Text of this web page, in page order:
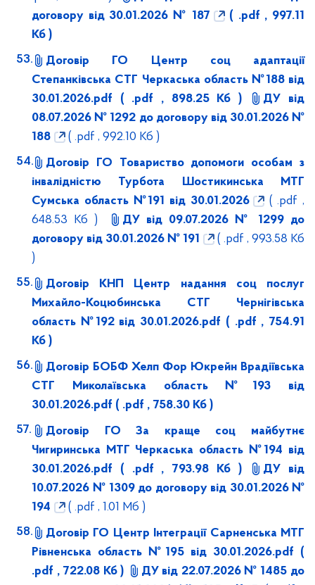
договору від 30.01.2026 № 187
( .pdf , 997.11
Кб )
Договір ГО Центр соц адаптації
Степанківська СТГ Черкаська область №188 від
30.01.2026.pdf ( .pdf , 898.25 Кб )
ДУ від
08.07.2026 № 1292 до договору від 30.01.2026 №
188
( .pdf , 992.10 Кб )
Договір ГО Товариство допомоги особам з
інвалідністю Турбота Шостикинська МТГ
Сумська область №191 від 30.01.2026
( .pdf ,
648.53 Кб )
ДУ від 09.07.2026 № 1299 до
договору від 30.01.2026 № 191
( .pdf , 993.58 Кб
)
Договір КНП Центр надання соц послуг
Михайло-Коцюбинська СТГ Чернігівська
область №192 від 30.01.2026.pdf ( .pdf , 754.91
Кб )
Договір БОБФ Хелп Фор Юкрейн Врадіївська
СТГ Миколаївська область №193 від
30.01.2026.pdf ( .pdf , 758.30 Кб )
Договір ГО За краще соц майбутнє
Чигиринська МТГ Черкаська область №194 від
30.01.2026.pdf ( .pdf , 793.98 Кб )
ДУ від
10.07.2026 № 1309 до договору від 30.01.2026 №
194
( .pdf , 1.01 Мб )
Договір ГО Центр Інтеграції Сарненська МТГ
Рівненська область №195 від 30.01.2026.pdf (
.pdf , 722.08 Кб )
ДУ від 22.07.2026 № 1485 до